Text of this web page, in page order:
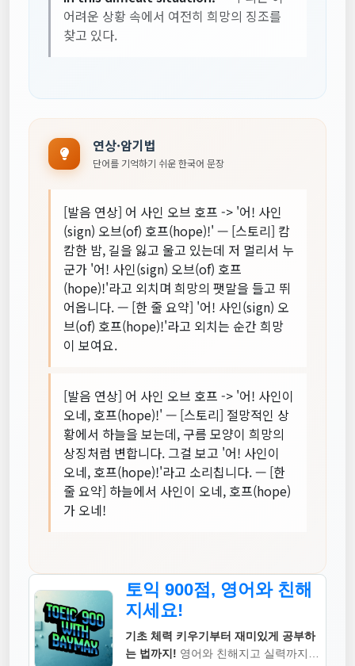
어려운 상황 속에서 여전히 희망의 징조를
찾고 있다.
연상·암기법
단어를 기억하기 쉬운 한국어 문장
[발음 연상] 어 사인 오브 호프 -> '어! 사인
(sign) 오브(of) 호프(hope)!' — [스토리] 캄
캄한 밤, 길을 잃고 울고 있는데 저 멀리서 누
군가 '어! 사인(sign) 오브(of) 호프
(hope)!'라고 외치며 희망의 팻말을 들고 뛰
어옵니다. — [한 줄 요약] '어! 사인(sign) 오
브(of) 호프(hope)!'라고 외치는 순간 희망
이 보여요.
[발음 연상] 어 사인 오브 호프 -> '어! 사인이
오네, 호프(hope)!' — [스토리] 절망적인 상
황에서 하늘을 보는데, 구름 모양이 희망의
상징처럼 변합니다. 그걸 보고 '어! 사인이
오네, 호프(hope)!'라고 소리칩니다. — [한
줄 요약] 하늘에서 사인이 오네, 호프(hope)
가 오네!
토익 900점, 영어와 친해
지세요!
기초 체력 키우기부터 재미있게 공부하
는 법까지! 영어와 친해지고 실력까지